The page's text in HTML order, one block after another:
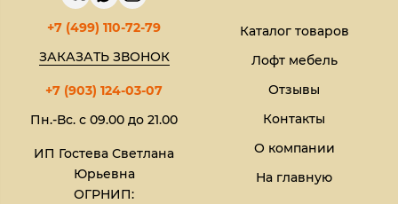
+7 (499) 110-72-79
ЗАКАЗАТЬ ЗВОНОК
+7 (903) 124-03-07
Пн.-Вс. с 09.00 до 21.00
ИП Гостева Светлана
Юрьевна​
ОГРНИП:
Каталог товаров
Лофт мебель
Отзывы
Контакты
О компании
На главную